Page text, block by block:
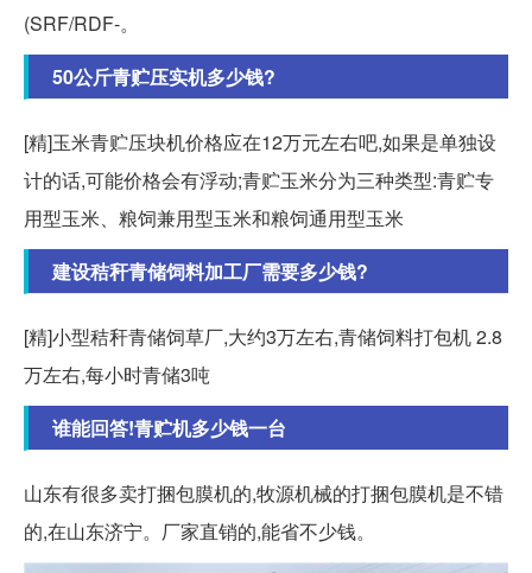
(SRF/RDF-。
50公斤青贮压实机多少钱?
[精]玉米青贮压块机价格应在12万元左右吧,如果是单独设
计的话,可能价格会有浮动;青贮玉米分为三种类型:青贮专
用型玉米、粮饲兼用型玉米和粮饲通用型玉米
建设秸秆青储饲料加工厂需要多少钱?
[精]小型秸秆青储饲草厂,大约3万左右,青储饲料打包机 2.8
万左右,每小时青储3吨
谁能回答!青贮机多少钱一台
山东有很多卖打捆包膜机的,牧源机械的打捆包膜机是不错
的,在山东济宁。厂家直销的,能省不少钱。